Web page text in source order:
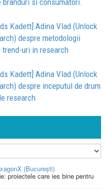
si consumatori.
Kadett] Adina Vlad (Unlock
despre metodologii
trend-uri in research
Kadett] Adina Vlad (Unlock
despre inceputul de drum
research
(București)
proiectele care ies bine pentru